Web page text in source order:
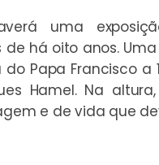
uma
há oito anos.
Papa Francisco a
Hamel. Na
e de vida que